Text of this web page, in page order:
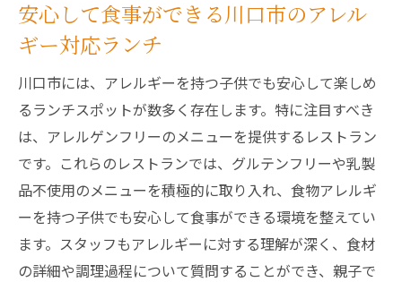
安心して食事ができる川口市のアレル
ギー対応ランチ
川口市には、アレルギーを持つ子供でも安心して楽しめ
るランチスポットが数多く存在します。特に注目すべき
は、アレルゲンフリーのメニューを提供するレストラン
です。これらのレストランでは、グルテンフリーや乳製
品不使用のメニューを積極的に取り入れ、食物アレルギ
ーを持つ子供でも安心して食事ができる環境を整えてい
ます。スタッフもアレルギーに対する理解が深く、食材
の詳細や調理過程について質問することができ、親子で